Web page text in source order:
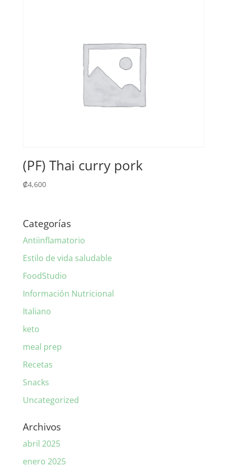
(PF) Thai curry pork
₡4,600
Categorías
Antiinflamatorio
Estilo de vida saludable
FoodStudio
Información Nutricional
Italiano
keto
meal prep
Recetas
Snacks
Uncategorized
Archivos
abril 2025
enero 2025